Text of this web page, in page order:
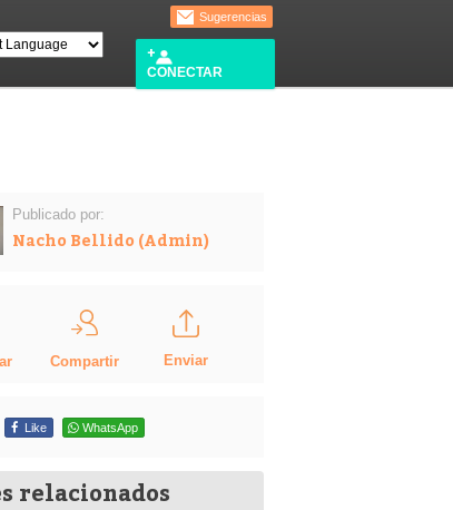
Sugerencias
CONECTAR
Publicado por:
Nacho Bellido (Admin)
Compartir Enviar
Like WhatsApp
relacionados